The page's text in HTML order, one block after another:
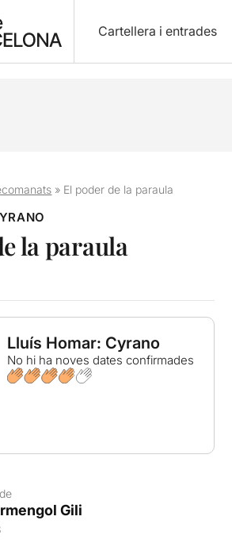
Cartellera i entrades
» El poder de la paraula
la paraula
Lluís Homar: Cyrano
No hi ha noves dates confirmades
Gili